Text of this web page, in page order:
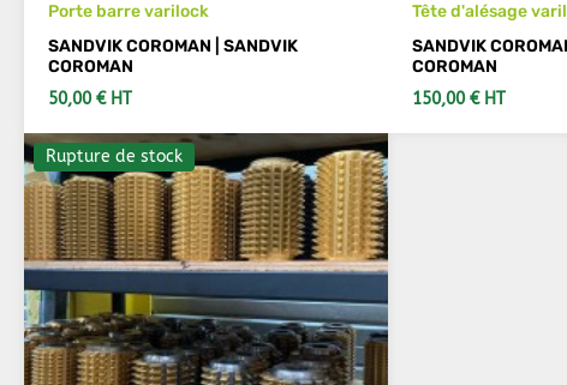
Porte barre varilock
SANDVIK COROMAN | SANDVIK
COROMAN
50,00 € HT
VOIR LES DÉTAILS
Tête d'alésage
SANDVIK
COROMAN
150,00 € HT
Rupture de stock